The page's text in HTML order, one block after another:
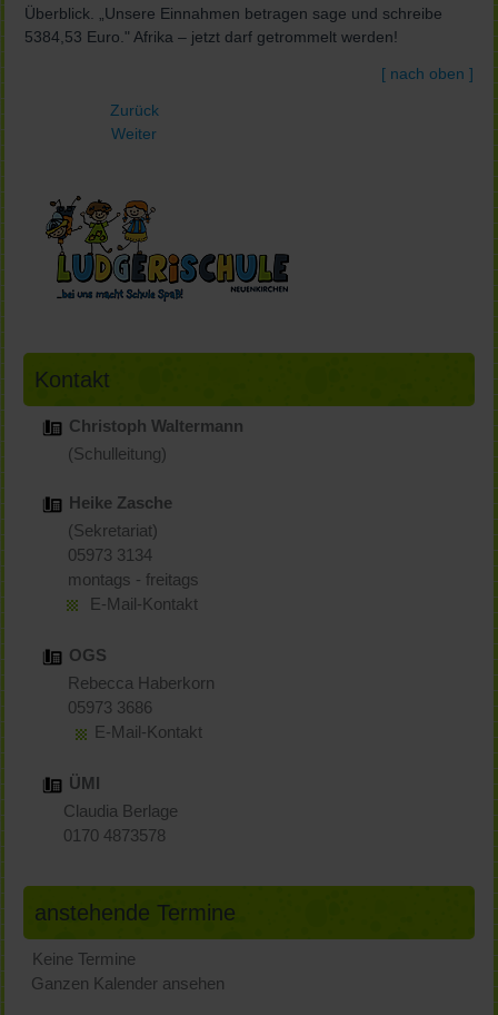
Überblick. „Unsere Einnahmen betragen sage und schreibe
5384,53 Euro." Afrika – jetzt darf getrommelt werden!
[ nach oben ]
Zurück
Weiter
Kontakt
Christoph Waltermann
(Schulleitung)
Heike Zasche
(Sekretariat)
05973 3134
montags - freitags
E-Mail-Kontakt
OGS
Rebecca Haberkorn
05973 3686
E-Mail-Kontakt
ÜMI
Claudia Berlage
0170 4873578
anstehende Termine
Keine Termine
Ganzen Kalender ansehen